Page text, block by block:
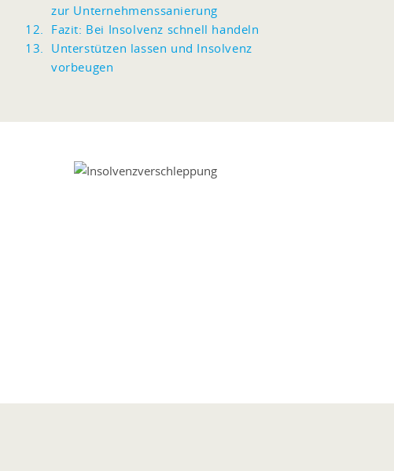
zur Unternehmenssanierung
Fazit: Bei Insolvenz schnell handeln
Unterstützen lassen und Insolvenz
vorbeugen